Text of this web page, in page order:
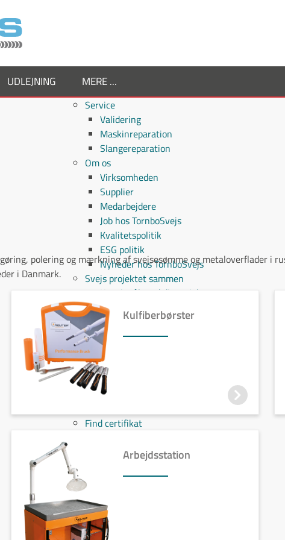
UDLEJNING MERE ...
Service
Validering
Maskinreparation
Slangereparation
Om os
Virksomheden
Supplier
Medarbejdere
Job hos TornboSvejs
Kvalitetspolitik
ESG politik
Nyheder hos TornboSvejs
Svejs projektet sammen
Kom i mål med dit projekt
Mærker
Cepro
Fliess
Find certifikat
polering og mærkning af svejsesømme og metaloverflader i
i Danmark.
Kulfiberbørster
Arbejdsstation